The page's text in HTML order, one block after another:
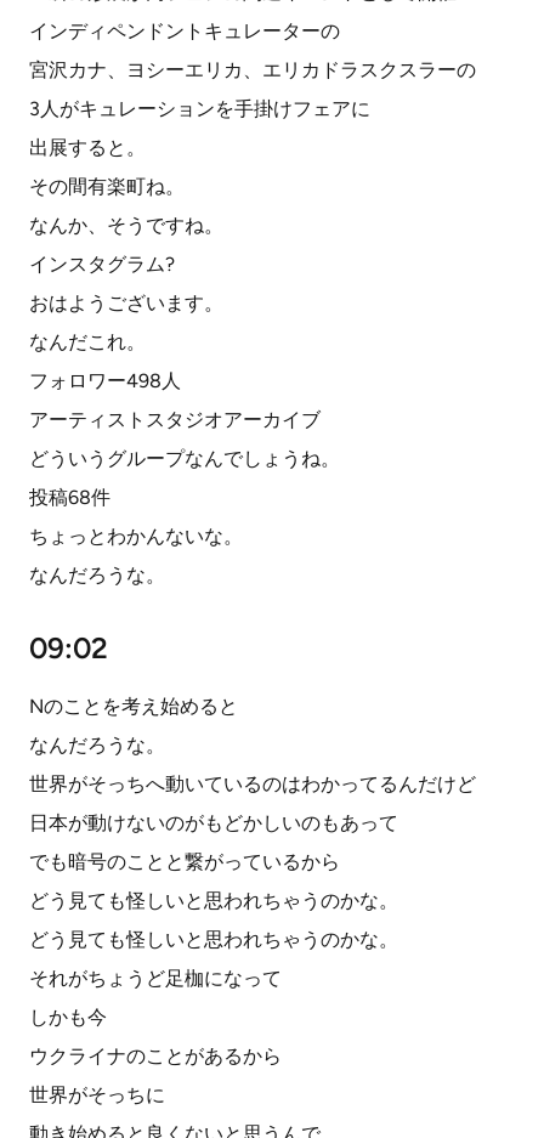
インディペンドントキュレーターの
宮沢カナ、ヨシーエリカ、エリカドラスクスラーの
3人がキュレーションを手掛けフェアに
出展すると。
その間有楽町ね。
なんか、そうですね。
インスタグラム?
おはようございます。
なんだこれ。
フォロワー498人
アーティストスタジオアーカイブ
どういうグループなんでしょうね。
投稿68件
ちょっとわかんないな。
なんだろうな。
09:02
Nのことを考え始めると
なんだろうな。
世界がそっちへ動いているのはわかってるんだけど
日本が動けないのがもどかしいのもあって
でも暗号のことと繋がっているから
どう見ても怪しいと思われちゃうのかな。
どう見ても怪しいと思われちゃうのかな。
それがちょうど足枷になって
しかも今
ウクライナのことがあるから
世界がそっちに